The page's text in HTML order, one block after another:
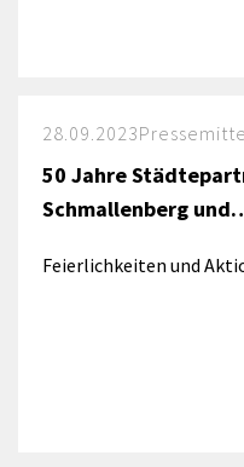
28.09.2023
50 Jahre
Schmallenberg
Feierlichkeiten und